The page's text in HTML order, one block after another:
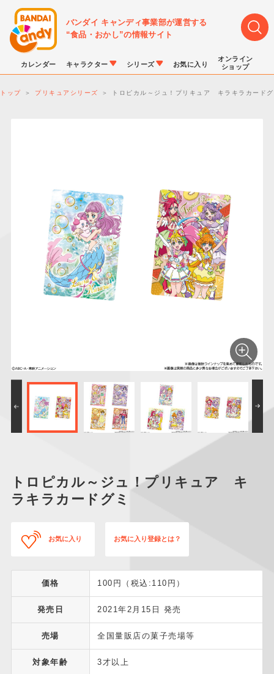
バンダイ キャンディ事業部が運営する
“食品・おかし”の情報サイト
カレンダー キャラクター
仮面ライダーシリー
ズ
PROJECT R.E.D.・
スーパー戦隊シリー
ズ
ガンダムシリーズ
ポケットモンスター
アンパンマン
サンリオキャラクタ
ーズ
シリーズ
キャラパキ
つりグミ
にふぉるめーしょん
＆スクエアシール
SMPシリーズ
ポケモンスケールワ
ールド
キャラデコ
お気に入り
オンライン
ショップ
トップ プリキュアシリーズ トロピカル～ジュ！プリキュア キラキラカード
トロピカル～ジュ！プリキュア キ
ラキラカードグミ
お気に入り お気に入り登録とは？
価格 100円（税込:110円）
発売日 2021年2月15日 発売
売場 全国量販店の菓子売場等
対象年齢 3才以上